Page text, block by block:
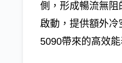
側，形成暢流無
啟動，提供額外
5090帶來的高效能